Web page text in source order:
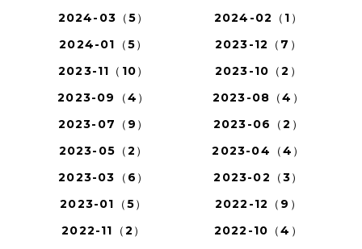
2024-03（5）
2024-02（1）
2024-01（5）
2023-12（7）
2023-11（10）
2023-10（2）
2023-09（4）
2023-08（4）
2023-07（9）
2023-06（2）
2023-05（2）
2023-04（4）
2023-03（6）
2023-02（3）
2023-01（5）
2022-12（9）
2022-11（2）
2022-10（4）